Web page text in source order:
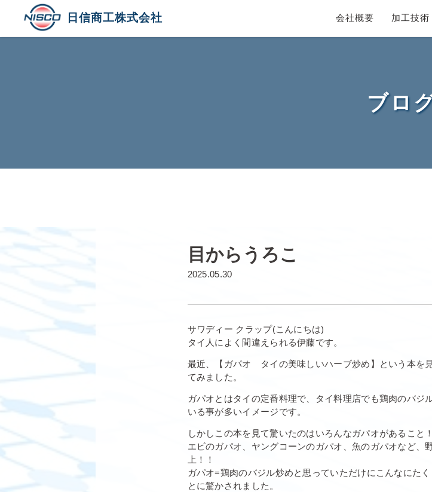
日信商工株式会社 会社概要 加工技術
ブロ
目からうろこ
2025.05.30
サワディー クラップ(こんにちは)
タイ人によく間違えられる伊藤です。
最近、【ガパオ タイの美味しいハーブ炒め】という本を
てみました。
ガパオとはタイの定番料理で、タイ料理店でも鶏肉のバジ
いる事が多いイメージです。
しかしこの本を見て驚いたのはいろんなガパオがあること！
エビのガパオ、ヤングコーンのガパオ、魚のガパオなど、
上！！
ガパオ=鶏肉のバジル炒めと思っていただけにこんなにた
とに驚かされました。